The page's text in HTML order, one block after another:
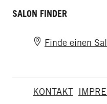
SALON FINDER
Finde einen
KONTAKT